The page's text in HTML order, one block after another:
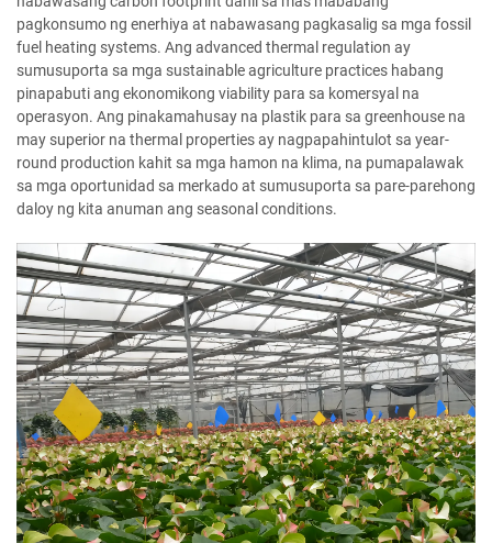
pagkonsumo ng enerhiya at nabawasang pagkasalig sa mga fossil
fuel heating systems. Ang advanced thermal regulation ay
sumusuporta sa mga sustainable agriculture practices habang
pinapabuti ang ekonomikong viability para sa komersyal na
operasyon. Ang pinakamahusay na plastik para sa greenhouse na
may superior na thermal properties ay nagpapahintulot sa year-
round production kahit sa mga hamon na klima, na pumapalawak
sa mga oportunidad sa merkado at sumusuporta sa pare-parehong
daloy ng kita anuman ang seasonal conditions.